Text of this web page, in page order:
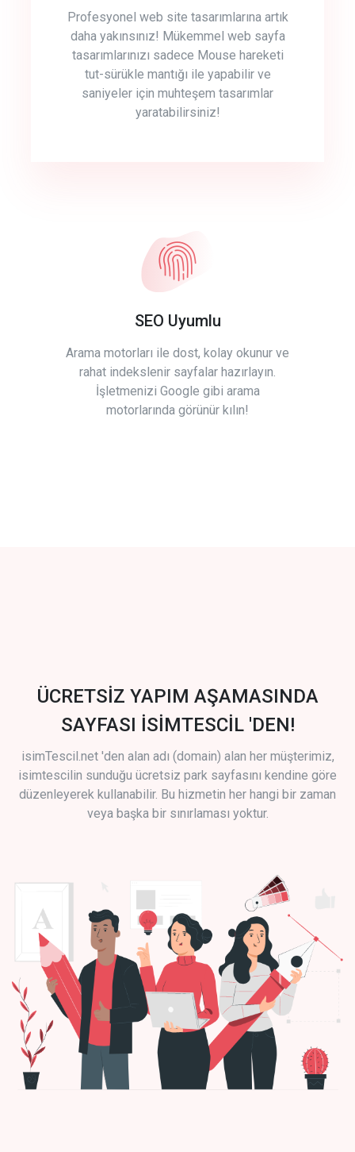
Profesyonel web site tasarımlarına artık
daha yakınsınız! Mükemmel web sayfa
tasarımlarınızı sadece Mouse hareketi
tut-sürükle mantığı ile yapabilir ve
saniyeler için muhteşem tasarımlar
yaratabilirsiniz!
SEO Uyumlu
Arama motorları ile dost, kolay okunur ve
rahat indekslenir sayfalar hazırlayın.
İşletmenizi Google gibi arama
motorlarında görünür kılın!
ÜCRETSİZ YAPIM AŞAMASINDA
SAYFASI İSİMTESCİL 'DEN!
isimTescil.net 'den alan adı (domain) alan her müşterimiz,
isimtescilin sunduğu ücretsiz park sayfasını kendine göre
düzenleyerek kullanabilir. Bu hizmetin her hangi bir zaman
veya başka bir sınırlaması yoktur.